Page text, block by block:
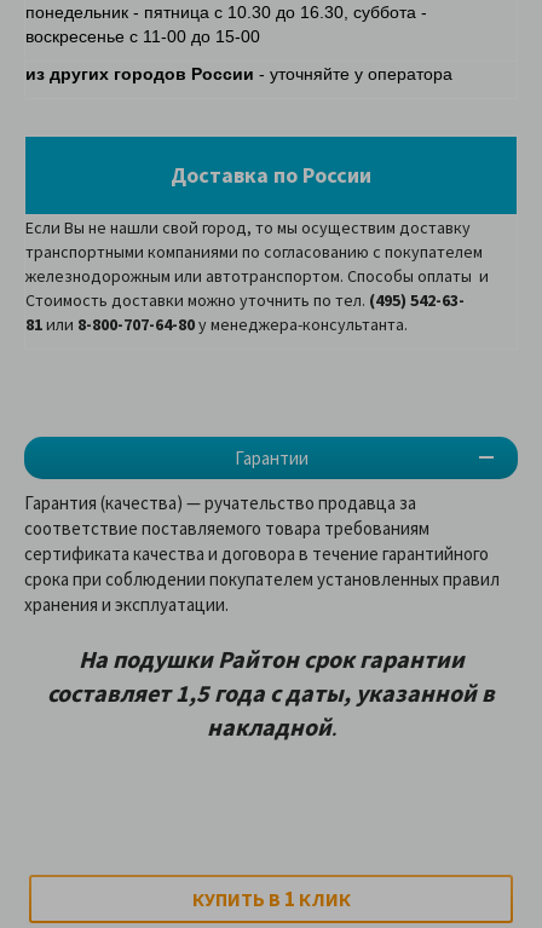
Гарантии
понедельник - пятница с 10.30 до 16.30, суббота -
воскресенье с 11-00 до 15-00
из других городов России - уточняйте у оператора
Доставка по России
Если Вы не нашли свой город, то мы осуществим доставку
транспортными компаниями по согласованию с покупателем
железнодорожным или автотранспортом. Способы оплаты и
Стоимость доставки можно уточнить по тел. (495) 542-63-
81или 8-800-707-64-80у менеджера-консультанта.
Гарантия (качества) — ручательство продавца за
соответствие поставляемого товара требованиям
сертификата качества и договора в течение гарантийного
срока при соблюдении покупателем установленных правил
хранения и эксплуатации.
На подушки Райтон срок гарантии
составляет 1,5 года с даты, указанной в
накладной.
КУПИТЬ В 1 КЛИК